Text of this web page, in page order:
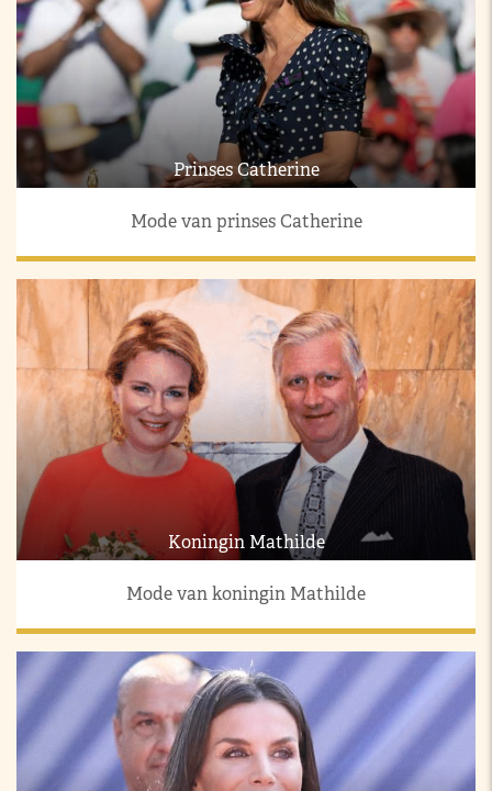
Prinses Catherine
Mode van prinses Catherine
Koningin Mathilde
Mode van koningin Mathilde